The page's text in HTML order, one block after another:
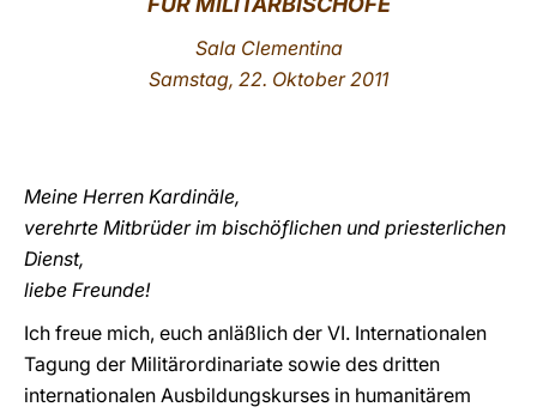
Sala Clementina
Samstag, 22. Oktober 2011
Meine Herren Kardinäle,
verehrte Mitbrüder im bischöflichen und priesterlichen
Dienst,
liebe Freunde!
Ich freue mich, euch anläßlich der VI. Internationalen
Tagung der Militärordinariate sowie des dritten
internationalen Ausbildungskurses in humanitärem